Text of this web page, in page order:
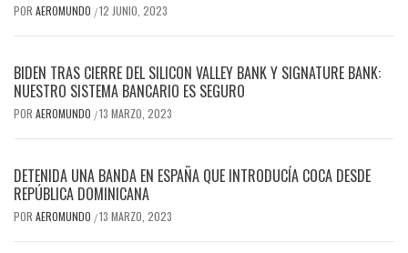
POR AEROMUNDO /12 JUNIO, 2023
BIDEN TRAS CIERRE DEL SILICON VALLEY BANK Y SIGNATURE BANK:
NUESTRO SISTEMA BANCARIO ES SEGURO
POR AEROMUNDO /13 MARZO, 2023
DETENIDA UNA BANDA EN ESPAÑA QUE INTRODUCÍA COCA DESDE
REPÚBLICA DOMINICANA
POR AEROMUNDO /13 MARZO, 2023